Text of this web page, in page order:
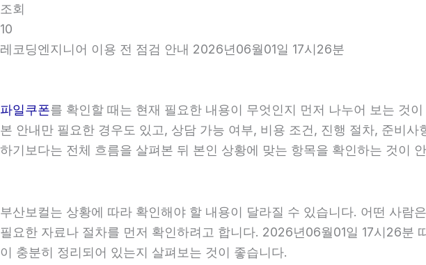
조회
10
레코딩엔지니어 이용 전 점검 안내 2026년06월01일 17시26분
파일쿠폰를 확인할 때는 현재 필요한 내용이 무엇인지 먼저 나누어 보는 것
본 안내만 필요한 경우도 있고, 상담 가능 여부, 비용 조건, 진행 절차, 준비
하기보다는 전체 흐름을 살펴본 뒤 본인 상황에 맞는 항목을 확인하는 것이
부산보컬는 상황에 따라 확인해야 할 내용이 달라질 수 있습니다. 어떤 사
필요한 자료나 절차를 먼저 확인하려고 합니다. 2026년06월01일 17시26분
이 충분히 정리되어 있는지 살펴보는 것이 좋습니다.